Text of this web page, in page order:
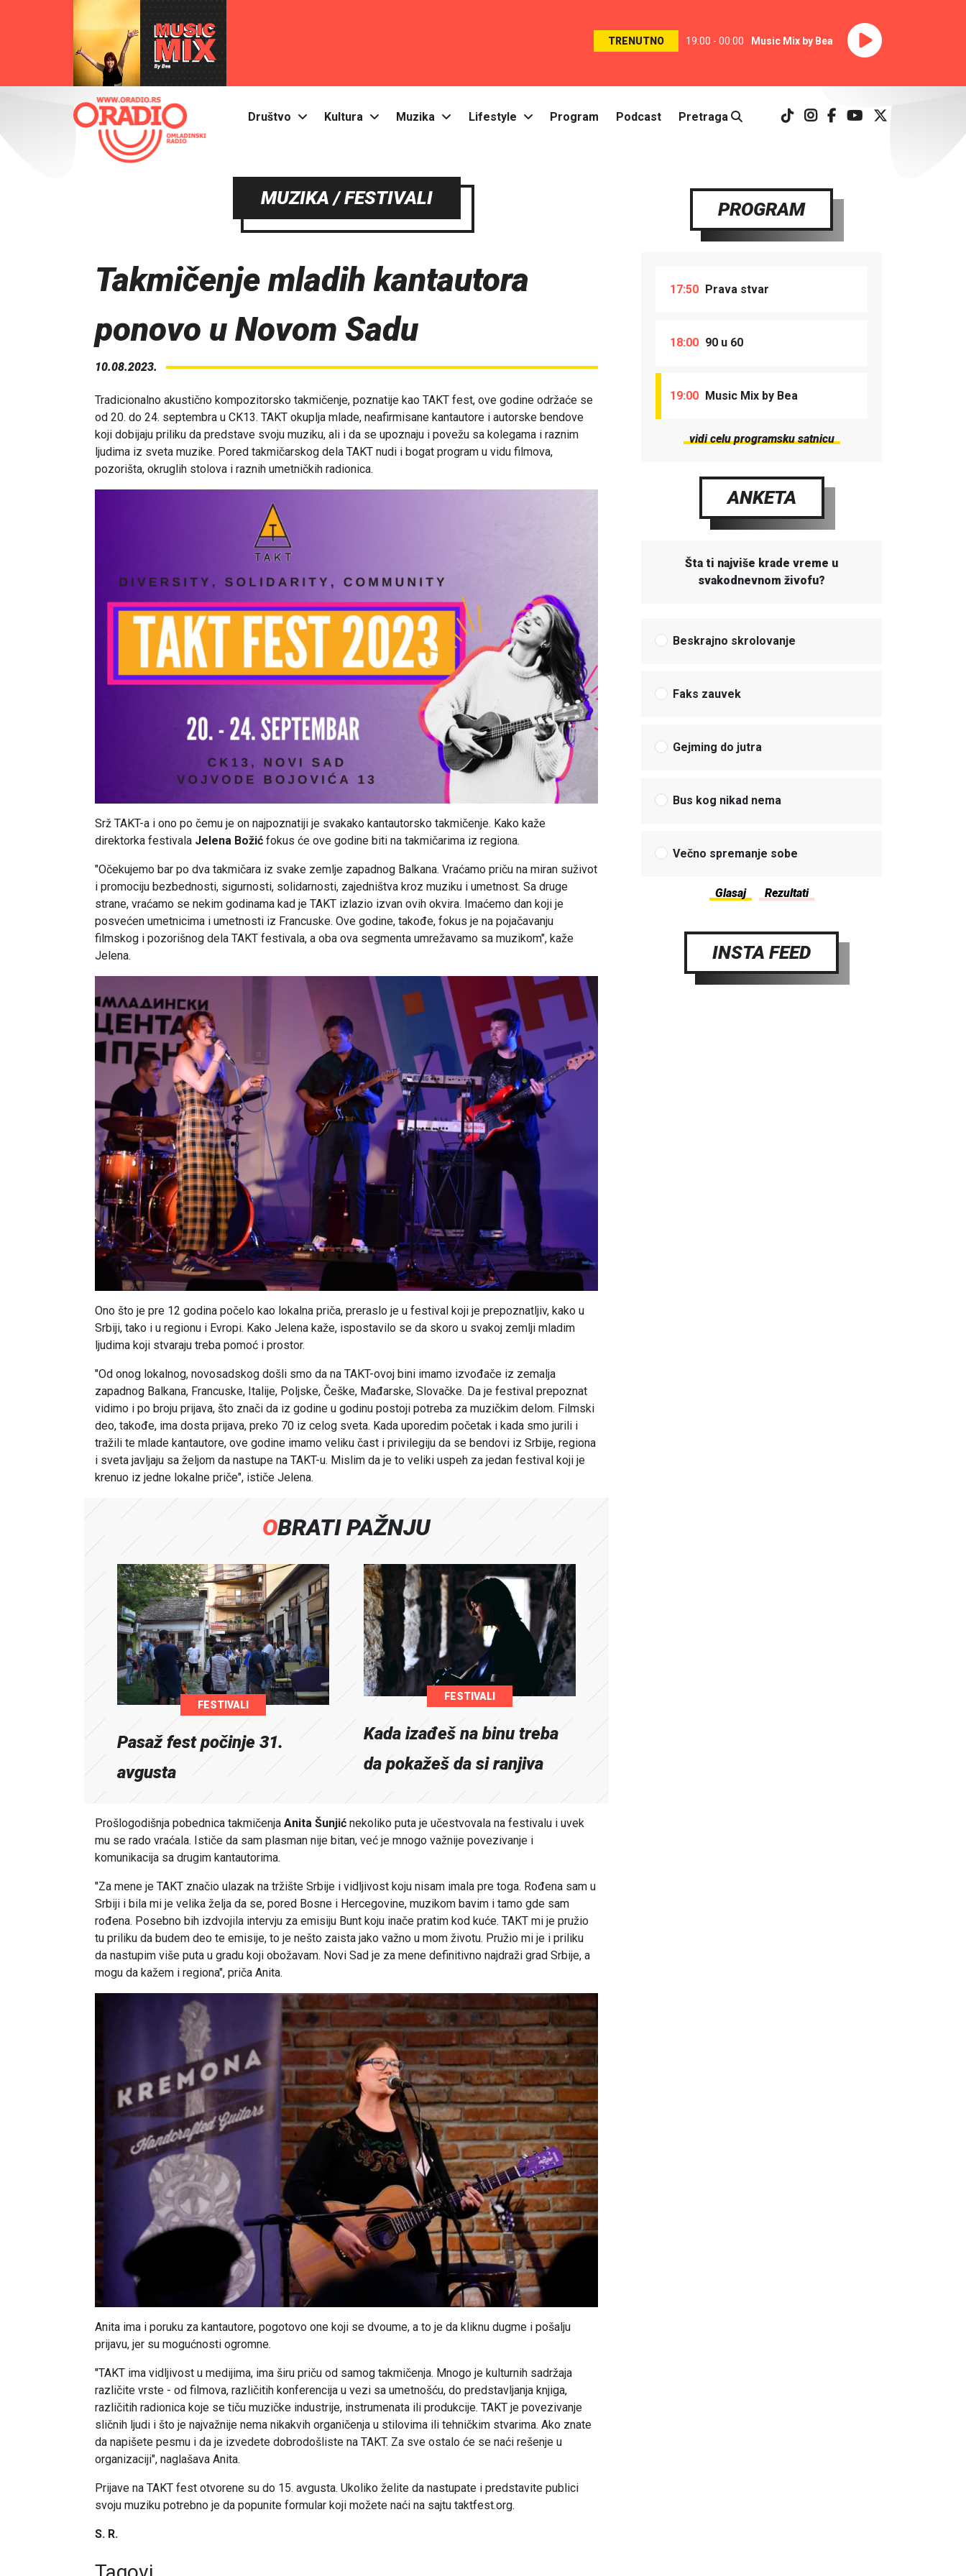
TRENUTNO 19:00 - 00:00 Music Mix by Bea
Društvo Kultura Muzika Lifestyle Program Podcast Pretraga
MUZIKA / FESTIVALI
Takmičenje mladih kantautora
ponovo u Novom Sadu
10.08.2023.
Tradicionalno akustično kompozitorsko takmičenje, poznatije kao TAKT fest, ove godine održaće se
od 20. do 24. septembra u CK13. TAKT okuplja mlade, neafirmisane kantautore i autorske bendove
koji dobijaju priliku da predstave svoju muziku, ali i da se upoznaju i povežu sa kolegama i raznim
ljudima iz sveta muzike. Pored takmičarskog dela TAKT nudi i bogat program u vidu filmova,
pozorišta, okruglih stolova i raznih umetničkih radionica.
Srž TAKT-a i ono po čemu je on najpoznatiji je svakako kantautorsko takmičenje. Kako kaže
direktorka festivala Jelena Božić fokus će ove godine biti na takmičarima iz regiona.
"Očekujemo bar po dva takmičara iz svake zemlje zapadnog Balkana. Vraćamo priču na miran suživot
i promociju bezbednosti, sigurnosti, solidarnosti, zajedništva kroz muziku i umetnost. Sa druge
strane, vraćamo se nekim godinama kad je TAKT izlazio izvan ovih okvira. Imaćemo dan koji je
posvećen umetnicima i umetnosti iz Francuske. Ove godine, takođe, fokus je na pojačavanju
filmskog i pozorišnog dela TAKT festivala, a oba ova segmenta umrežavamo sa muzikom", kaže
Jelena.
Ono što je pre 12 godina počelo kao lokalna priča, preraslo je u festival koji je prepoznatljiv, kako u
Srbiji, tako i u regionu i Evropi. Kako Jelena kaže, ispostavilo se da skoro u svakoj zemlji mladim
ljudima koji stvaraju treba pomoć i prostor.
"Od onog lokalnog, novosadskog došli smo da na TAKT-ovoj bini imamo izvođače iz zemalja
zapadnog Balkana, Francuske, Italije, Poljske, Češke, Mađarske, Slovačke. Da je festival prepoznat
vidimo i po broju prijava, što znači da iz godine u godinu postoji potreba za muzičkim delom. Filmski
deo, takođe, ima dosta prijava, preko 70 iz celog sveta. Kada uporedim početak i kada smo jurili i
tražili te mlade kantautore, ove godine imamo veliku čast i privilegiju da se bendovi iz Srbije, regiona
i sveta javljaju sa željom da nastupe na TAKT-u. Mislim da je to veliki uspeh za jedan festival koji je
krenuo iz jedne lokalne priče", ističe Jelena.
OBRATI PAŽNJU
FESTIVALI
Pasaž fest počinje 31.
avgusta
FESTIVALI
Kada izađeš na binu treba
da pokažeš da si ranjiva
Prošlogodišnja pobednica takmičenja Anita Šunjić nekoliko puta je učestvovala na festivalu i uvek
mu se rado vraćala. Ističe da sam plasman nije bitan, već je mnogo važnije povezivanje i
komunikacija sa drugim kantautorima.
"Za mene je TAKT značio ulazak na tržište Srbije i vidljivost koju nisam imala pre toga. Rođena sam u
Srbiji i bila mi je velika želja da se, pored Bosne i Hercegovine, muzikom bavim i tamo gde sam
rođena. Posebno bih izdvojila intervju za emisiju Bunt koju inače pratim kod kuće. TAKT mi je pružio
tu priliku da budem deo te emisije, to je nešto zaista jako važno u mom životu. Pružio mi je i priliku
da nastupim više puta u gradu koji obožavam. Novi Sad je za mene definitivno najdraži grad Srbije, a
mogu da kažem i regiona", priča Anita.
Anita ima i poruku za kantautore, pogotovo one koji se dvoume, a to je da kliknu dugme i pošalju
prijavu, jer su mogućnosti ogromne.
"TAKT ima vidljivost u medijima, ima širu priču od samog takmičenja. Mnogo je kulturnih sadržaja
različite vrste - od filmova, različitih konferencija u vezi sa umetnošću, do predstavljanja knjiga,
različitih radionica koje se tiču muzičke industrije, instrumenata ili produkcije. TAKT je povezivanje
sličnih ljudi i što je najvažnije nema nikakvih organičenja u stilovima ili tehničkim stvarima. Ako znate
da napišete pesmu i da je izvedete dobrodošliste na TAKT. Za sve ostalo će se naći rešenje u
organizaciji", naglašava Anita.
Prijave na TAKT fest otvorene su do 15. avgusta. Ukoliko želite da nastupate i predstavite publici
svoju muziku potrebno je da popunite formular koji možete naći na sajtu taktfest.org.
S. R.
PROGRAM
17:50 Prava stvar
18:00 90 u 60
19:00 Music Mix by Bea
vidi celu programsku satnicu
ANKETA
Šta ti najviše krade vreme u
svakodnevnom živofu?
Beskrajno skrolovanje
Faks zauvek
Gejming do jutra
Bus kog nikad nema
Večno spremanje sobe
INSTA FEED